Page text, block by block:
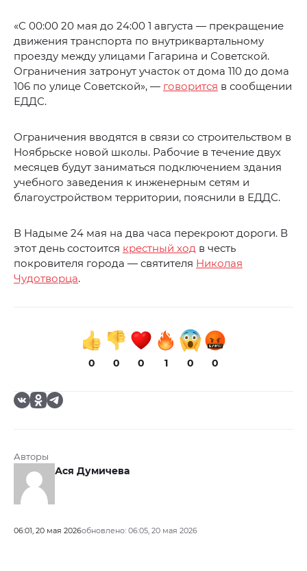
«С 00:00 20 мая до 24:00 1 августа — прекращение
движения транспорта по внутриквартальному
проезду между улицами Гагарина и Советской.
Ограничения затронут участок от дома 110 до дома
106 по улице Советской», — говорится в сообщении
ЕДДС.
Ограничения вводятся в связи со строительством в
Ноябрьске новой школы. Рабочие в течение двух
месяцев будут заниматься подключением здания
учебного заведения к инженерным сетям и
благоустройством территории, пояснили в ЕДДС.
В Надыме 24 мая на два часа перекроют дороги. В
этот день состоится крестный ход в честь
покровителя города — святителя Николая
Чудотворца.
0 0 0 1 0 0
Авторы
Ася Думичева
06:01, 20 мая 2026обновлено: 06:05, 20 мая 2026